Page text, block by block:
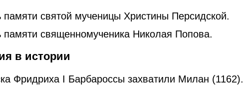
памяти святой мученицы Христины Персидской.
памяти священномученика Николая Попова.
в истории
Фридриха I Барбароссы захватили Милан (1162).